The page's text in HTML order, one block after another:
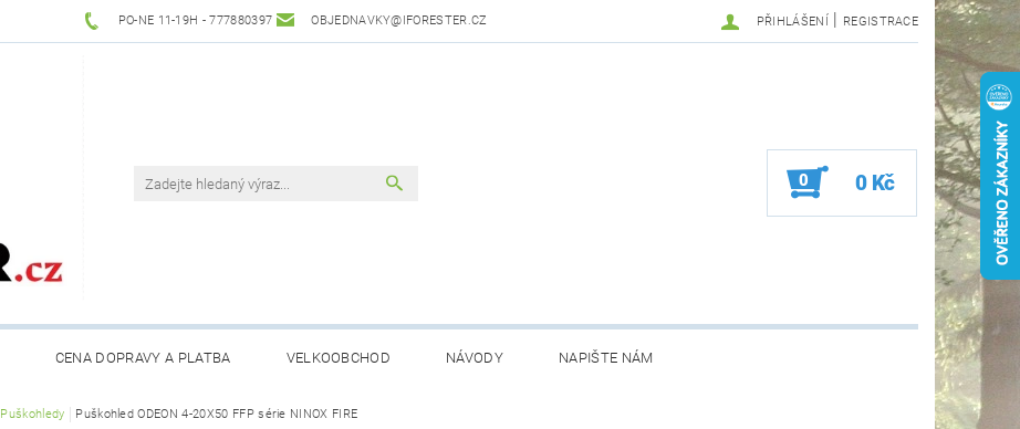
PO-NE 11-19H - 777880397 OBJEDNAVKY@IFORESTER.CZ PŘIHLÁŠENÍ | REGISTRACE
0 0 Kč
CENA DOPRAVY A PLATBA VELKOOBCHOD NÁVODY NAPIŠTE NÁM
Puškohledy Puškohled ODEON 4-20X50 FFP série NINOX FIRE